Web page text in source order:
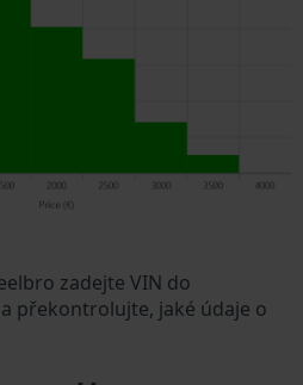
zadejte VIN do
překontrolujte, jaké údaje o